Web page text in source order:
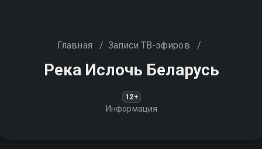
Главная / Записи ТВ-эфиров /
Река Ислочь Беларусь
12+
Информация